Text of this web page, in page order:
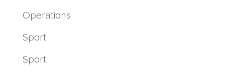
Operations
Sport
Sport